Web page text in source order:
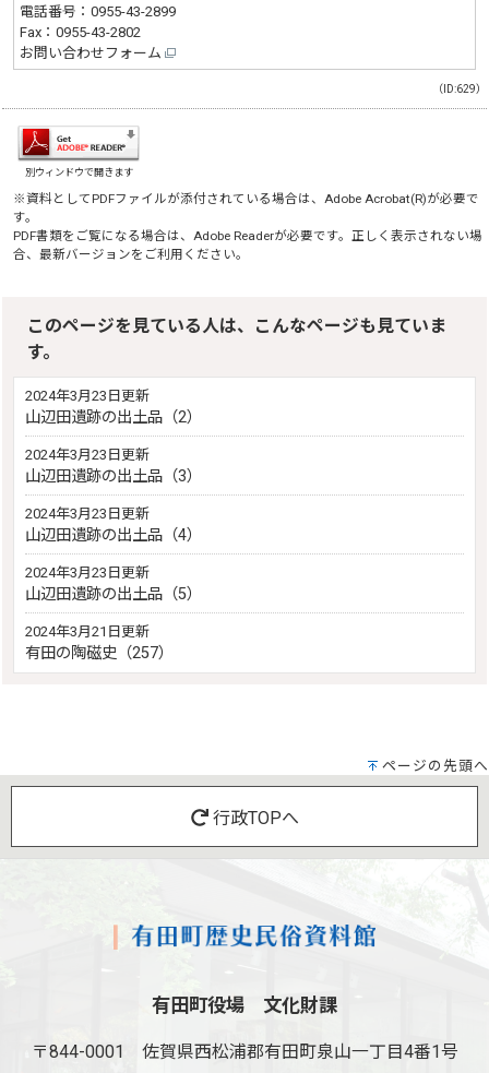
電話番号：0955-43-2899
Fax：0955-43-2802
お問い合わせフォーム
（ID:629）
別ウィンドウで開きます
※資料としてPDFファイルが添付されている場合は、Adobe Acrobat(R)が必要で
す。
PDF書類をご覧になる場合は、Adobe Readerが必要です。正しく表示されない場
合、最新バージョンをご利用ください。
このページを見ている人は、こんなページも見ていま
す。
2024年3月23日更新
山辺田遺跡の出土品（2）
2024年3月23日更新
山辺田遺跡の出土品（3）
2024年3月23日更新
山辺田遺跡の出土品（4）
2024年3月23日更新
山辺田遺跡の出土品（5）
2024年3月21日更新
有田の陶磁史（257）
ページの先頭へ
行政TOPへ
有田町役場 文化財課
〒844-0001 佐賀県西松浦郡有田町泉山一丁目4番1号